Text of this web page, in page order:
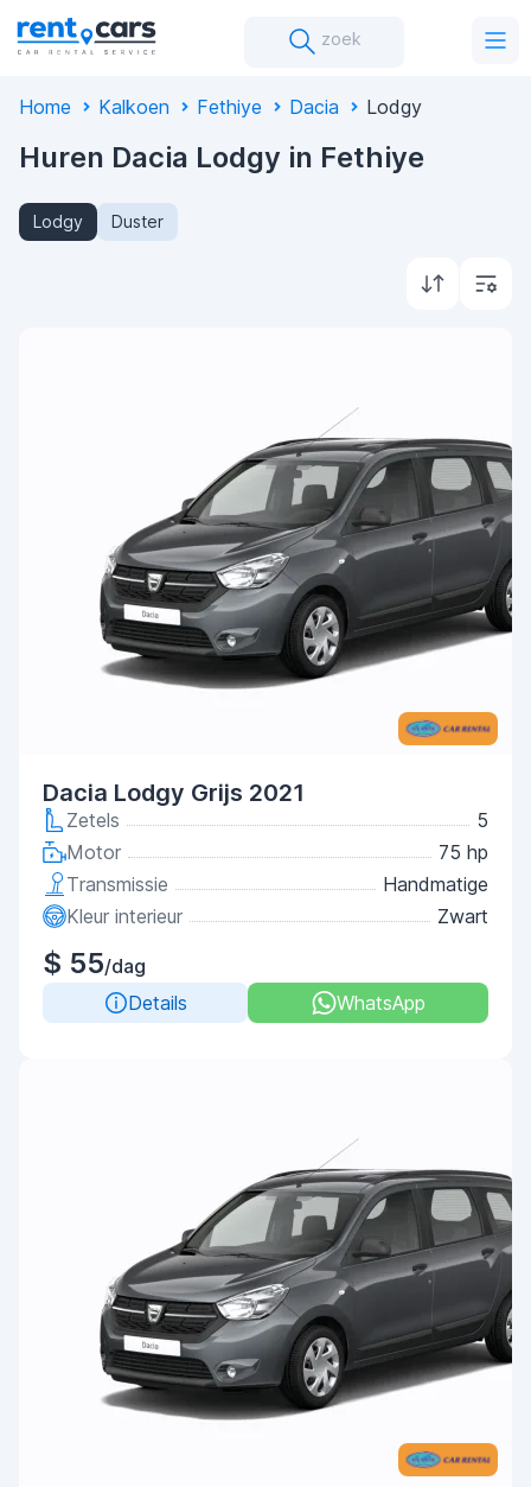
zoek
Home Kalkoen Fethiye Dacia Lodgy
Huren Dacia Lodgy in Fethiye
Lodgy Duster
Dacia Lodgy Grijs 2021
Zetels
5
Motor
75 hp
Transmissie
Handmatige
Kleur interieur
Zwart
$ 55/dag
Details
WhatsApp